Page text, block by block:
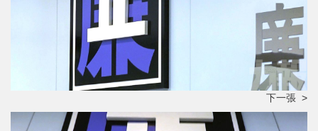
下一張 >